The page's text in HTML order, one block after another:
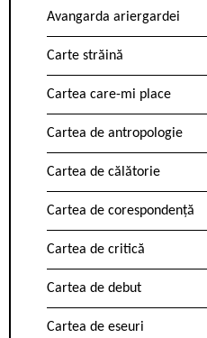
Avangarda ariergardei
Carte străină
Cartea care-mi place
Cartea de antropologie
Cartea de călătorie
Cartea de corespondență
Cartea de critică
Cartea de debut
Cartea de eseuri